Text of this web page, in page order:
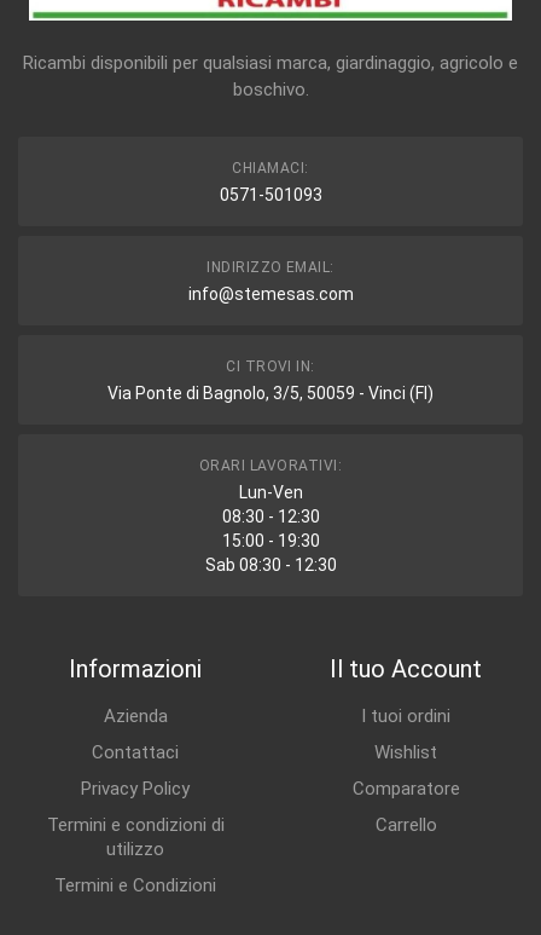
Ricambi disponibili per qualsiasi marca, giardinaggio, agricolo e
boschivo.
CHIAMACI:
0571-501093
INDIRIZZO EMAIL:
info@stemesas.com
CI TROVI IN:
Via Ponte di Bagnolo, 3/5, 50059 - Vinci (FI)
ORARI LAVORATIVI:
Lun-Ven
08:30 - 12:30
15:00 - 19:30
Sab 08:30 - 12:30
Informazioni
Azienda
Contattaci
Privacy Policy
Termini e condizioni di
utilizzo
Termini e Condizioni
Il tuo Account
I tuoi ordini
Wishlist
Comparatore
Carrello